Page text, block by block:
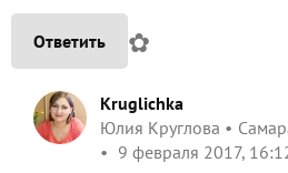
Ответить ✿
Kruglichka
Юлия Круглова
9 февраля 2017,